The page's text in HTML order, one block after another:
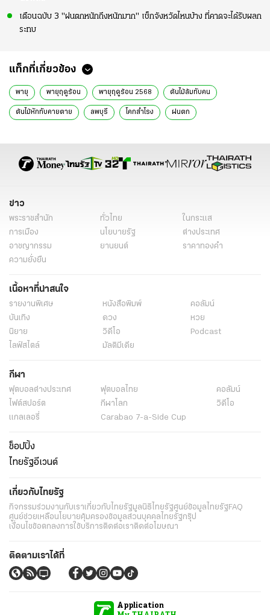
เตือนฉบับ 3 "ฝนตกหนักถึงหนักมาก" เช็กจังหวัดไหนบ้าง ที่คาดจะได้รับผลก
ระทบ
แท็กที่เกี่ยวข้อง
พายุ พายุฤดูร้อน พายุฤดูร้อน 2568 ต้นไม้ล้มทับคน
ต้นไม้หักทับคายตาย ลพบุรี โคกสําโรง ฝนตก
ข่าว
พระราชสำนัก ทั่วไทย
ในกระแส
การเมือง
นโยบายรัฐ
ต่างประเทศ
อาชญากรรม
ยานยนต์
ราคาทองคำ
ความยั่งยืน
เนื้อหาที่น่าสนใจ
รายงานพิเศษ หนังสือพิมพ์
คอลัมน์
บันเทิง
ดวง
หวย
นิยาย
วิดีโอ
Podcast
ไลฟ์สไตล์
มัลติมีเดีย
กีฬา
ฟุตบอลต่่างประเทศ ฟุตบอลไทย
คอลัมน์
ไฟต์สปอร์ต
กีฬาโลก
วิดีโอ
แกลเลอรี่
Carabao 7-a-Side Cup
ช็อปปิ้ง
ไทยรัฐอีเวนต์
เกี่ยวกับไทยรัฐ
กิจกรรมร่วมงานกับเราเกี่ยวกับไทยรัฐมูลนิธิไทยรัฐศูนย์ข้อมูลไทยรัฐFAQ
ศูนย์ช่วยเหลือนโยบายคุ้มครองข้อมูลส่วนบุคคลไทยรัฐกรุ๊ป
เงื่อนไขข้อตกลงการใช้บริการติดต่อเราติดต่อโฆษณา
ติดตามเราได้ที่
Application